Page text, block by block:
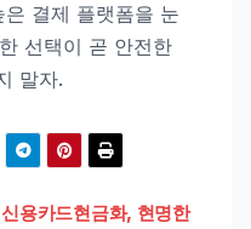
결제 플랫폼을 눈
선택이 곧 안전한
말자.
신용카드현금화, 현명한